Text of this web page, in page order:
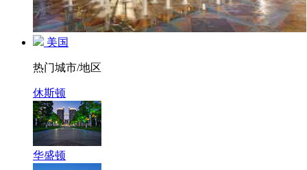
美国
热门城市/地区
休斯顿
华盛顿